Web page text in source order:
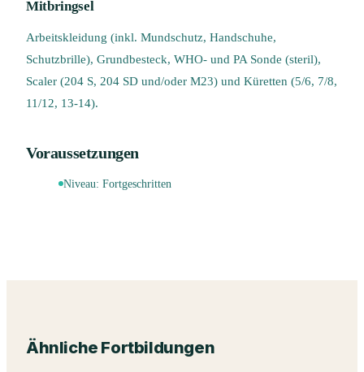
Mitbringsel
Arbeitskleidung (inkl. Mundschutz, Handschuhe,
Schutzbrille), Grundbesteck, WHO- und PA Sonde (steril),
Scaler (204 S, 204 SD und/oder M23) und Küretten (5/6, 7/8,
11/12, 13-14).
Voraussetzungen
Niveau: Fortgeschritten
Ähnliche Fortbildungen